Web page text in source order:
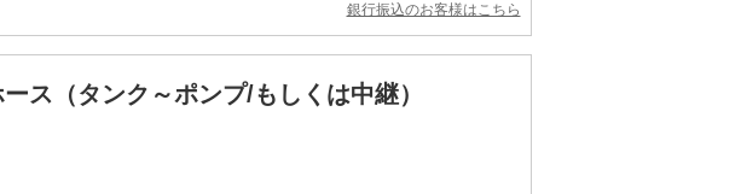
銀行振込のお客様はこちら
ス（タンク～ポンプ/もしくは中継）